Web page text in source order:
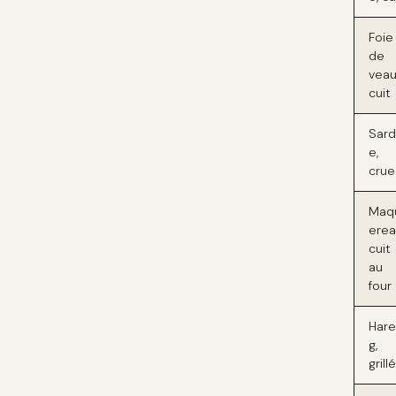
Foie
de
cuit
e,
crue
cuit
au
four
g,
grillé